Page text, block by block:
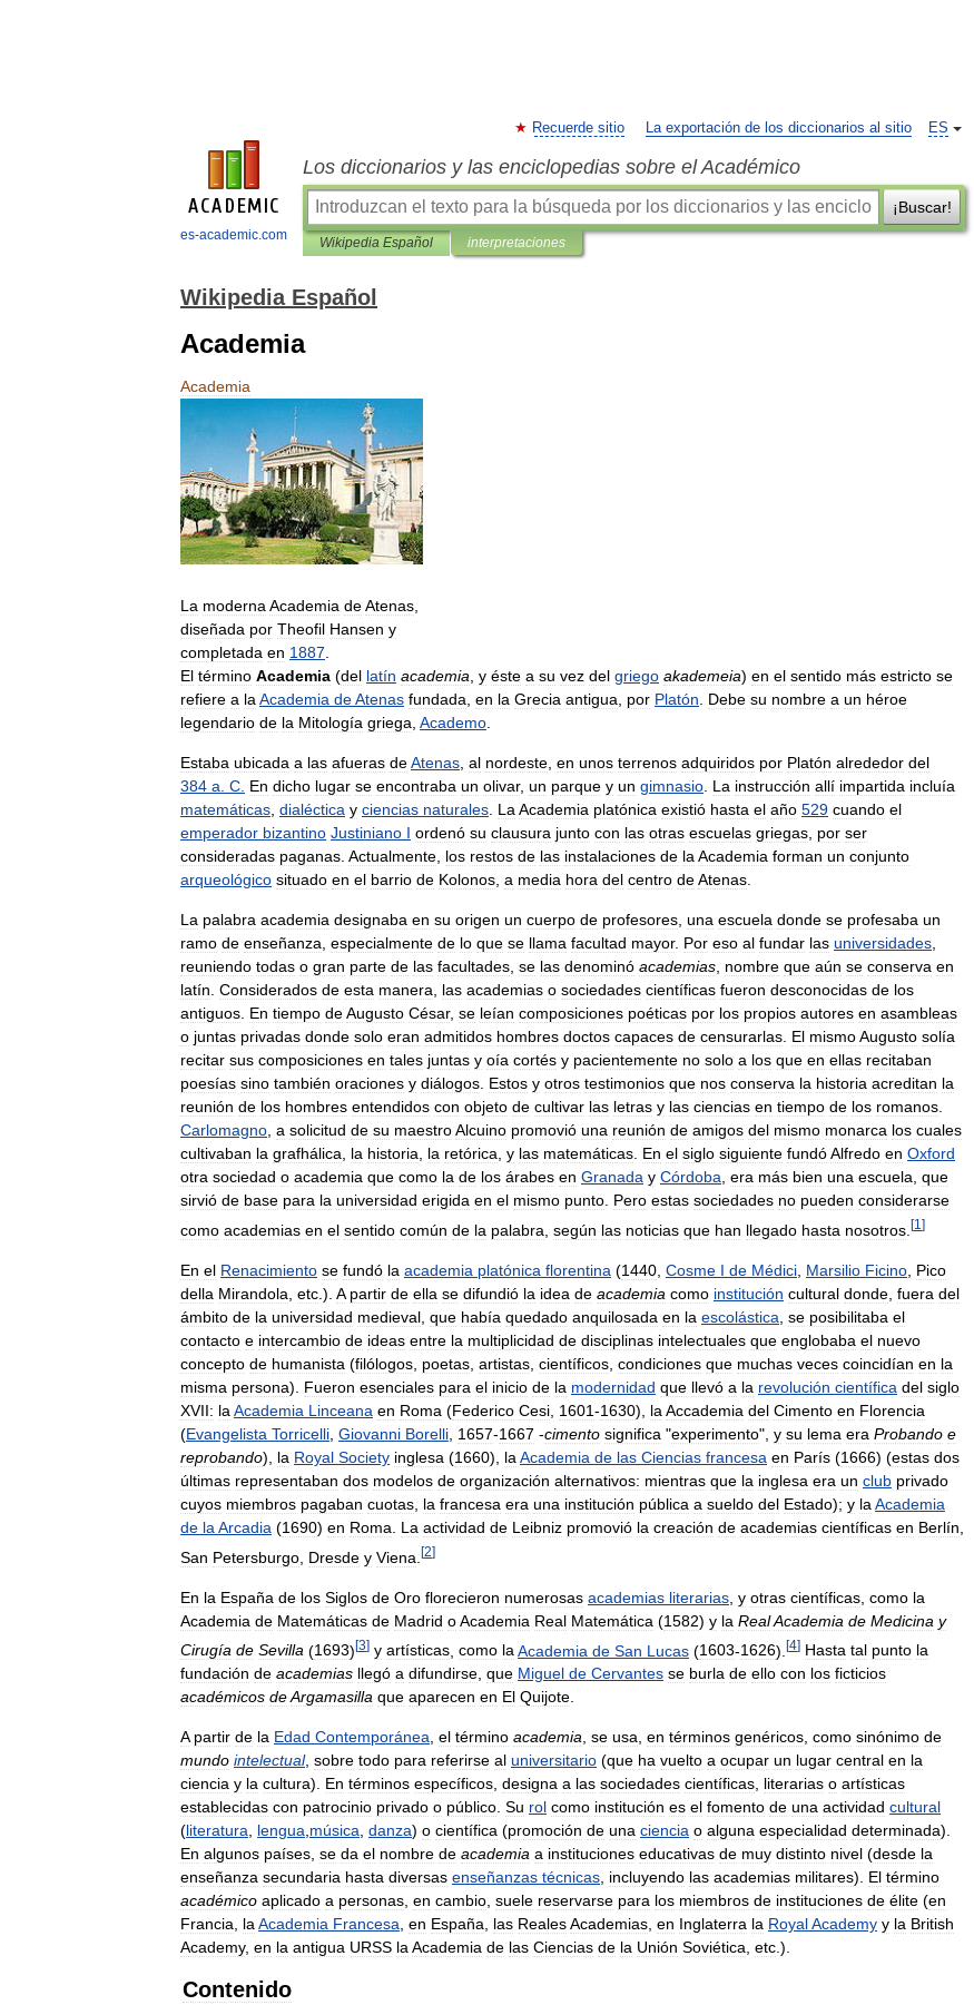
es-academic.com
ES
Recuerde sitio La exportación de los diccionarios al sitio
Los diccionarios y las enciclopedias sobre el Académico
¡Buscar!
Wikipedia Español interpretaciones
Wikipedia Español
Academia
Academia
La modernaAcademia deAtenas,
diseñada por Theofil Hansen y
completada en 1887.
El término Academia (del latín academia, y éste a su vez del griego akademeia) en el sentido más estricto se
refiere a laAcademia deAtenas fundada, en la Grecia antigua, por Platón. Debe su nombre a un héroe
legendario de la Mitología griega, Academo.
Estaba ubicada a las afueras deAtenas, al nordeste, en unos terrenos adquiridos por Platón alrededor del
384 a. C. En dicho lugar se encontraba un olivar, un parque y un gimnasio. La instrucción allí impartida incluía
matemáticas, dialéctica y ciencias naturales. LaAcademia platónica existió hasta el año 529 cuando el
emperador bizantino Justiniano I ordenó su clausura junto con las otras escuelas griegas, por ser
consideradas paganas. Actualmente, los restos de las instalaciones de laAcademia forman un conjunto
arqueológico situado en el barrio de Kolonos, a media hora del centro deAtenas.
La palabra academia designaba en su origen un cuerpo de profesores, una escuela donde se profesaba un
ramo de enseñanza, especialmente de lo que se llama facultad mayor. Por eso al fundar las universidades,
reuniendo todas o gran parte de las facultades, se las denominó academias, nombre que aún se conserva en
latín. Considerados de esta manera, las academias o sociedades científicas fueron desconocidas de los
antiguos. En tiempo deAugusto César, se leían composiciones poéticas por los propios autores en asambleas
o juntas privadas donde solo eran admitidos hombres doctos capaces de censurarlas. El mismoAugusto solía
recitar sus composiciones en tales juntas y oía cortés y pacientemente no solo a los que en ellas recitaban
poesías sino también oraciones y diálogos. Estos y otros testimonios que nos conserva la historia acreditan la
reunión de los hombres entendidos con objeto de cultivar las letras y las ciencias en tiempo de los romanos.
Carlomagno, a solicitud de su maestroAlcuino promovió una reunión de amigos del mismo monarca los cuales
cultivaban la grafhálica, la historia, la retórica, y las matemáticas. En el siglo siguiente fundóAlfredo en Oxford
otra sociedad o academia que como la de los árabes en Granada y Córdoba, era más bien una escuela, que
sirvió de base para la universidad erigida en el mismo punto. Pero estas sociedades no pueden considerarse
como academias en el sentido común de la palabra según las noticias que han llegado hasta nosotros [1 ]
En el Renacimiento se fundó la academia platónica florentina (1440 Cosme I de Médici Marsilio Ficino Pico
della Mirandola etc .). A partir de ella se difundió la idea de academia como institución cultural donde fuera del
ámbito de la universidad medieval que había quedado anquilosada en la escolástica se posibilitaba el
contacto e intercambio de ideas entre la multiplicidad de disciplinas intelectuales que englobaba el nuevo
concepto de humanista (filólogos poetas artistas científicos condiciones que muchas veces coincidían en la
misma persona). Fueron esenciales para el inicio de la modernidad que llevó a la revolución científica del siglo
XVII: la Academia Linceana en Roma (Federico Cesi 1601-1630), la Accademia del Cimento en Florencia
(Evangelista Torricelli Giovanni Borelli 1657-1667 -cimento significa "experimento", y su lema era Probando e
reprobando), la Royal Society inglesa (1660), la Academia de las Ciencias francesa en París (1666) (estas dos
últimas representaban dos modelos de organización alternativos: mientras que la inglesa era un club privado
cuyos miembros pagaban cuotas la francesa era una institución pública a sueldo del Estado); y la Academia
de la Arcadia (1690) en Roma La actividad de Leibniz promovió la creación de academias científicas en Berlín
San Petersburgo Dresde y Viena [2]
En la España de los Siglos de Oro florecieron numerosas academias literarias y otras científicas como la
Academia de Matemáticas de Madrid oAcademia Real Matemática (1582) y la RealAcademia de Medicina y
Cirugía de Sevilla (1693)[3] y artísticas como laAcademia de San Lucas (1603-1626). [4] Hasta tal punto la
fundación de academias llegó a difundirse, que Miguel de Cervantes se burla de ello con los ficticios
académicos deArgamasilla que aparecen en El Quijote.
A partir de la Edad Contemporánea, el término academia, se usa, en términos genéricos, como sinónimo de
mundo intelectual, sobre todo para referirse al universitario (que ha vuelto a ocupar un lugar central en la
ciencia y la cultura). En términos específicos, designa a las sociedades científicas, literarias o artísticas
establecidas con patrocinio privado o público. Su rol como institución es el fomento de una actividad cultural
(literatura, lengua,música, danza) o científica (promoción de una ciencia o alguna especialidad determinada).
En algunos países, se da el nombre de academia a instituciones educativas de muy distinto nivel (desde la
enseñanza secundaria hasta diversas enseñanzas técnicas, incluyendo las academias militares). El término
académico aplicado a personas, en cambio, suele reservarse para los miembros de instituciones de élite (en
Francia, laAcademia Francesa, en España, las RealesAcademias, en Inglaterra la RoyalAcademy y la British
Academy, en la antigua URSS laAcademia de las Ciencias de la Unión Soviética, etc.).
Contenido